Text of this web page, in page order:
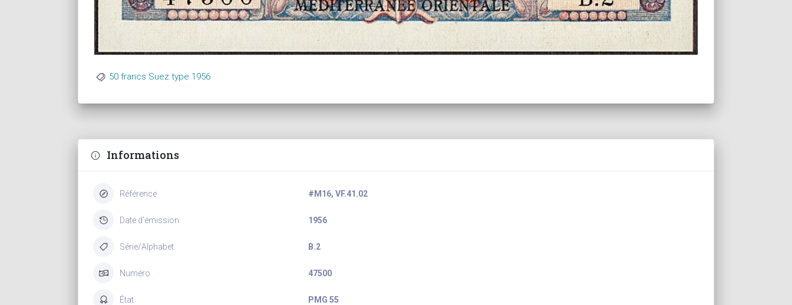
50 francs Suez type 1956
Informations
Référence #M16, VF.41.02
Date d'émission 1956
Série/Alphabet B.2
Numéro 47500
État PMG 55